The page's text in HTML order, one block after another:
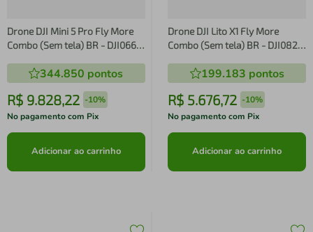
Drone DJI Mini 5 Pro Fly More
Combo (Sem tela) BR - DJI066
344.850 pontos
R$ 9.828,22 -10%
No pagamento com Pix
Adicionar ao carrinho
Drone DJI Lito X1 Fly More
Combo (Sem tela) BR - DJI082
199.183 pontos
R$ 5.676,72 -10%
No pagamento com Pix
Adicionar ao carrinho